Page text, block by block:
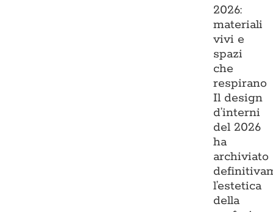
2026:
materiali
vivi e
spazi
che
respirano
Il design
d’interni
del 2026
ha
archiviato
l’estetica
della